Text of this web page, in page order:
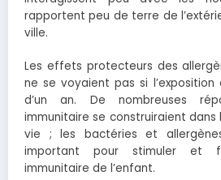
rapportent peu de terre de
ville.
Les effets protecteurs des
ne se voyaient pas si l’exposition
d’un an. De nombreuses
immunitaire se construiraient
vie ; les bactéries et
important pour stimuler et
immunitaire de l’enfant.